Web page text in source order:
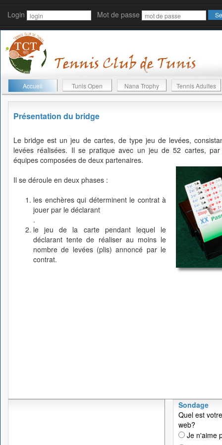
Login Mot de passe
Accueil Tunis Open Nana Trophy Tennis Adultes
Présentation du bridge
Le bridge est un jeu de cartes, de type jeu de levées,
levées réalisées. Il se pratique avec un jeu de 52 cartes,
équipes composées de deux partenaires.
Il se déroule en deux phases :
les enchères qui déterminent le contrat à
jouer par le déclarant
.
le jeu de la carte pendant lequel le
déclarant tente de réaliser au moins le
nombre de levées (plis) annoncé par le
contrat.
Sondage
Quel est
web?
Je n'aime